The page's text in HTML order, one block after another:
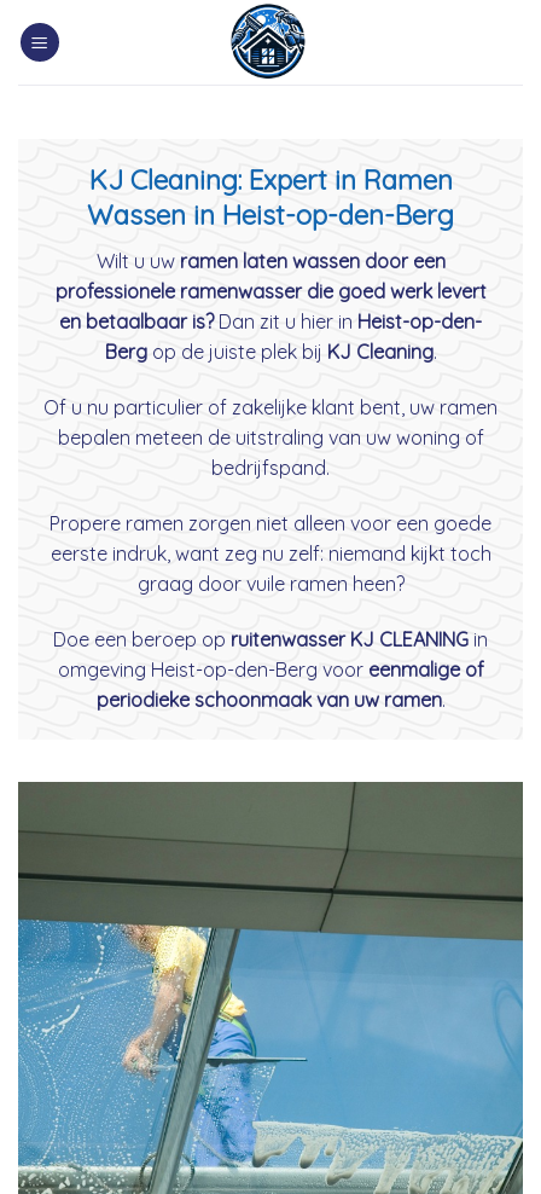
KJ Cleaning: Expert in Ramen
Wassen in Heist-op-den-Berg
Wilt u uw ramen laten wassen door een
professionele ramenwasser die goed werk levert
en betaalbaar is?Dan zit u hier in Heist-op-den-
Bergop de juiste plek bij KJ Cleaning.
Of u nu particulier of zakelijke klant bent, uw ramen
bepalen meteen de uitstraling van uw woning of
bedrijfspand.
Propere ramen zorgen niet alleen voor een goede
eerste indruk, want zeg nu zelf: niemand kijkt toch
graag door vuile ramen heen?
Doe een beroep op ruitenwasser KJ CLEANING in
omgeving Heist-op-den-Berg voor eenmalige of
periodieke schoonmaak van uw ramen.